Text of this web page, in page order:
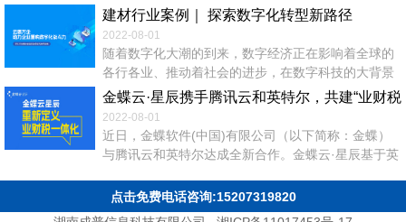
来，作为...
问题，在系统中录制好记账凭证，可以自动生成各类
账簿和报表，记账查账工作效率提高了一倍。” 客户
简介 河北莱奥斯照明科技有限公司，总部坐落在京津
冀协同发展地区的河北省会石家庄，公司以技术为依
售高品质的绿色节能...
建材行业案例｜ 探索数字化转型新路径
2022-08-01
随着数字化大潮的到来，数字经济正在影响着全球的
各行各业、推动着社会的进步，在数字科技的大背景
下，全行业的数字化转型已经成为产业发展的必然选
择。 根据新疆当地政策要求，同时为了第一时间响应
和服务客户，河北同邦建材有限公司2017年在新疆昌
吉开始投资新建全资子公司——新疆荣高鸿骏新材料
金蝶云·星辰携手腾讯云和英特尔，共建“业财税
2022-08-01
近日，金蝶软件(中国)有限公司（以下简称：金蝶）
与腾讯云和英特尔达成全新合作。金蝶云·星辰基于英
三方进行联合测试与验证，致力于向小微企业用户提
供高性能、高性价比的云实例选项，携手打造领先的
点击免费电话咨询:15207319820